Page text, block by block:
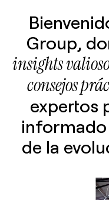
Group,
insights
consejos
expertos
informado
de la